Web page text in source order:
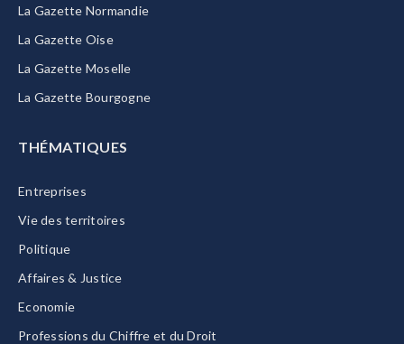
La Gazette Normandie
La Gazette Oise
La Gazette Moselle
La Gazette Bourgogne
THÉMATIQUES
Entreprises
Vie des territoires
Politique
Affaires & Justice
Economie
Professions du Chiffre et du Droit